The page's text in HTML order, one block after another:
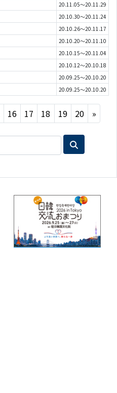
20.11.05～20.11.29
20.10.30～20.11.24
20.10.26～20.11.17
20.10.20～20.11.10
20.10.15～20.11.04
20.10.12～20.10.18
20.09.25～20.10.20
20.09.25～20.10.20
16 17 18 19 20 »Next